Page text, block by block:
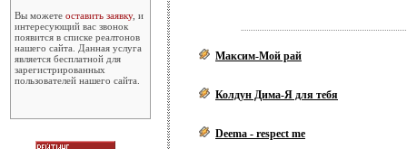
Вы можете оставить заявку, и
интересующий вас звонок
появится в списке реалтонов
нашего сайта. Данная услуга
является бесплатной для
зарегистрированных
пользователей нашего сайта.
Максим-Мой рай
Колдун Дима-Я для тебя
Deema - respect me